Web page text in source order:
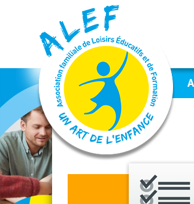
Panneau de gestion des cookies